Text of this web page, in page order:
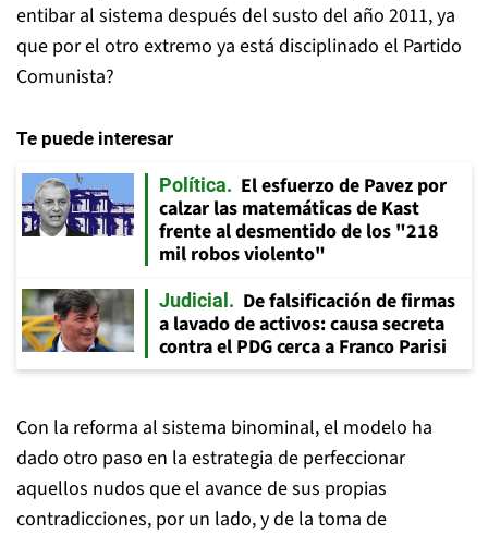
entibar al sistema después del susto del año 2011, ya
que por el otro extremo ya está disciplinado el Partido
Comunista?
Te puede interesar
Política
El esfuerzo de Pavez por
calzar las matemáticas de Kast
frente al desmentido de los "218
mil robos violento"
Judicial
De falsificación de firmas
a lavado de activos: causa secreta
contra el PDG cerca a Franco Parisi
Con la reforma al sistema binominal, el modelo ha
dado otro paso en la estrategia de perfeccionar
aquellos nudos que el avance de sus propias
contradicciones, por un lado, y de la toma de